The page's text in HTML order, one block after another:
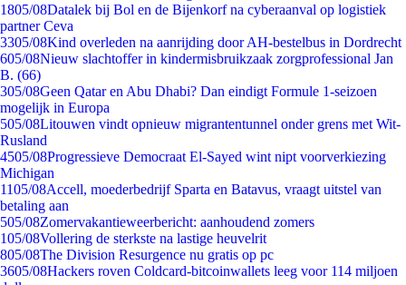
1805/08Datalek bij Bol en de Bijenkorf na cyberaanval op logistiek
partner Ceva
3305/08Kind overleden na aanrijding door AH-bestelbus in Dordrecht
605/08Nieuw slachtoffer in kindermisbruikzaak zorgprofessional Jan
B. (66)
305/08Geen Qatar en Abu Dhabi? Dan eindigt Formule 1-seizoen
mogelijk in Europa
505/08Litouwen vindt opnieuw migrantentunnel onder grens met Wit-
Rusland
4505/08Progressieve Democraat El-Sayed wint nipt voorverkiezing
Michigan
1105/08Accell, moederbedrijf Sparta en Batavus, vraagt uitstel van
betaling aan
505/08Zomervakantieweerbericht: aanhoudend zomers
105/08Vollering de sterkste na lastige heuvelrit
805/08The Division Resurgence nu gratis op pc
3605/08Hackers roven Coldcard-bitcoinwallets leeg voor 114 miljoen